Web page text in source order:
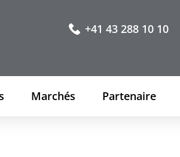
+41 43 288 10 10
Marchés Partenaire